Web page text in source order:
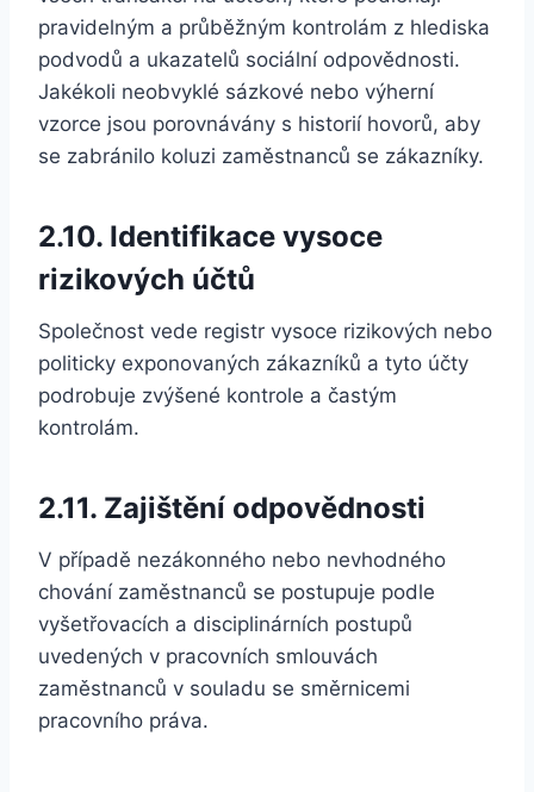
pravidelným a průběžným kontrolám z hlediska
podvodů a ukazatelů sociální odpovědnosti.
Jakékoli neobvyklé sázkové nebo výherní
vzorce jsou porovnávány s historií hovorů, aby
se zabránilo koluzi zaměstnanců se zákazníky.
2.10. Identifikace vysoce
rizikových účtů
Společnost vede registr vysoce rizikových nebo
politicky exponovaných zákazníků a tyto účty
podrobuje zvýšené kontrole a častým
kontrolám.
2.11. Zajištění odpovědnosti
V případě nezákonného nebo nevhodného
chování zaměstnanců se postupuje podle
vyšetřovacích a disciplinárních postupů
uvedených v pracovních smlouvách
zaměstnanců v souladu se směrnicemi
pracovního práva.